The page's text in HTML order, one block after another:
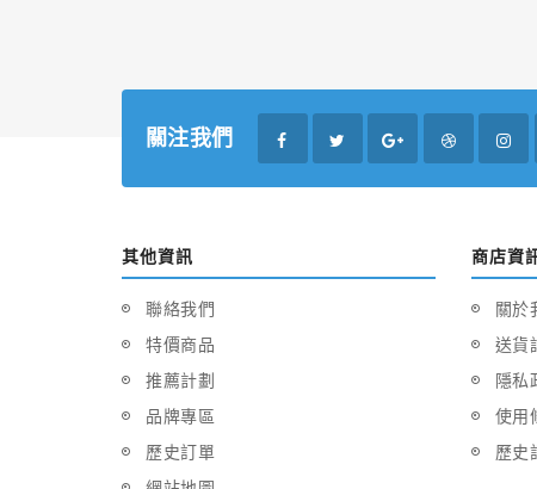
關注我們
其他資訊
聯絡我們
特價商品
推薦計劃
品牌專區
歷史訂單
商店資
關於
送貨
隱私
使用
歷史